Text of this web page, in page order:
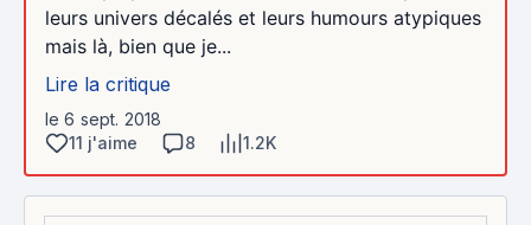
leurs univers décalés et leurs humours atypiques
mais là, bien que je...
Lire la critique
le 6 sept. 2018
11 j'aime
8 1.2K